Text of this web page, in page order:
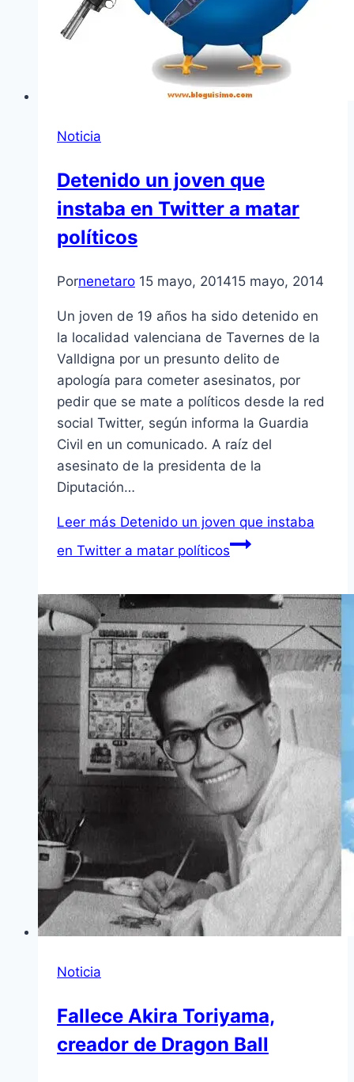
Noticia
Detenido un joven que
instaba en Twitter a matar
políticos
Pornenetaro 15 mayo, 201415 mayo, 2014
Un joven de 19 años ha sido detenido en
la localidad valenciana de Tavernes de la
Valldigna por un presunto delito de
apología para cometer asesinatos, por
pedir que se mate a políticos desde la red
social Twitter, según informa la Guardia
Civil en un comunicado. A raíz del
asesinato de la presidenta de la
Diputación…
Leer más Detenido un joven que instaba
en Twitter a matar políticos
Noticia
Fallece Akira Toriyama,
creador de Dragon Ball